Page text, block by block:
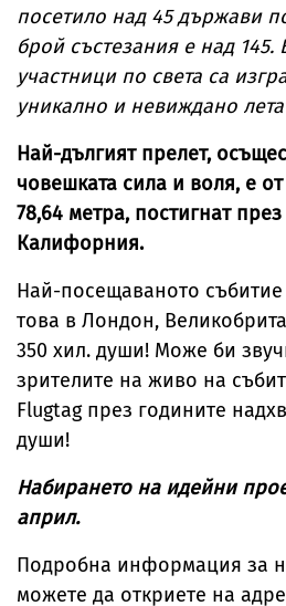
посетило над 45 държави
брой състезания е над
участници по света са
уникално и невиждано
Най-дългият прелет,
човешката сила и воля, е
78,64 метра, постигнат
Калифорния.
Най-посещаваното събитие
това в Лондон,
350 хил. души! Може би
зрителите на живо на
Flugtag през годините
души!
Набирането на идейни
април.
Подробна информация за
можете да откриете на